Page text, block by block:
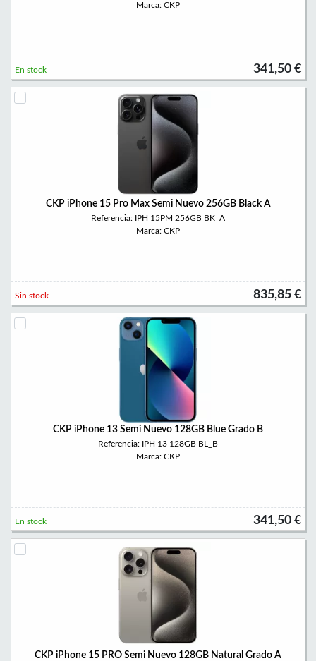
Marca: CKP
341,50 €
En stock
CKP iPhone 15 Pro Max Semi Nuevo 256GB Black A
Referencia: IPH 15PM 256GB BK_A
Marca: CKP
835,85 €
Sin stock
CKP iPhone 13 Semi Nuevo 128GB Blue Grado B
Referencia: IPH 13 128GB BL_B
Marca: CKP
341,50 €
En stock
CKP iPhone 15 PRO Semi Nuevo 128GB Natural Grado A